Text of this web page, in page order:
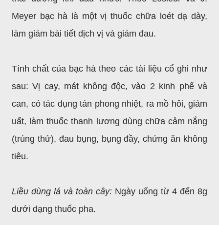
Meyer bạc hà là một vị thuốc chữa loét dạ dày,
làm giảm bài tiết dịch vị và giảm đau.
Tính chất của bạc hà theo các tài liệu cổ ghi như
sau: Vị cay, mát không độc, vào 2 kinh phế và
can, có tác dụng tán phong nhiệt, ra mồ hôi, giảm
uất, làm thuốc thanh lương dùng chữa cảm nắng
(trúng thử), đau bụng, bụng đầy, chứng ăn không
tiêu.
Liều dùng lá và toàn cây: Ngày uống từ 4 đến 8g
dưới dạng thuốc pha.